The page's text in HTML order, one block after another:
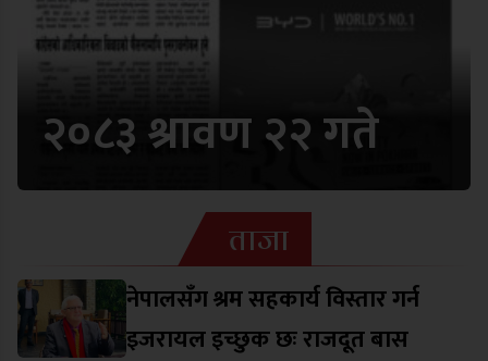
२०८३ श्रावण २२ गते
ताजा
नेपालसँग श्रम सहकार्य विस्तार गर्न
इजरायल इच्छुक छः राजदूत बास